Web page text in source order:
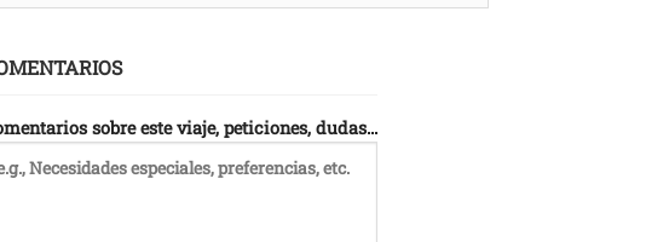
sobre este viaje, peticiones, dudas...